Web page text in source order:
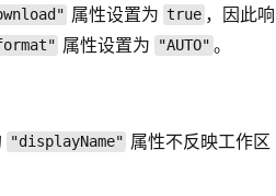
属性设置为true，因此响
属性设置为 "AUTO" 。
"displayName" 属性不反映工作区